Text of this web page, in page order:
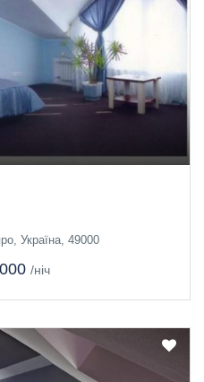
Україна, 49000
/ніч